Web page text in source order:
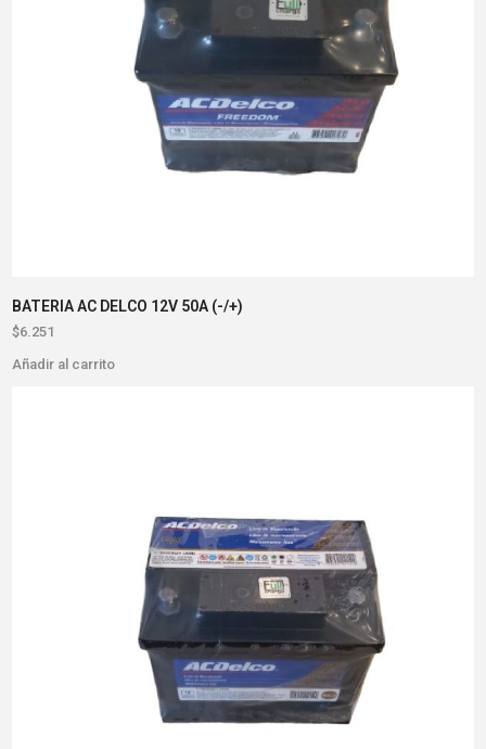
BATERIA AC DELCO 12V 50A (-/+)
$6.251
Añadir al carrito